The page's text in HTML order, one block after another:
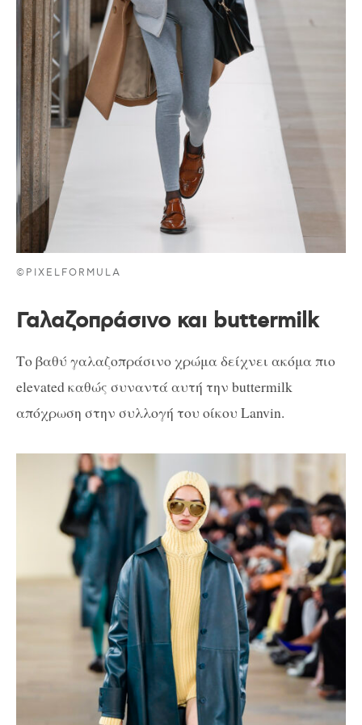
©PIXELFORMULA
Γαλαζοπράσινο και buttermilk
Το βαθύ γαλαζοπράσινο χρώμα δείχνει ακόμα πιο
elevated καθώς συναντά αυτή την buttermilk
απόχρωση στην συλλογή του οίκου Lanvin.